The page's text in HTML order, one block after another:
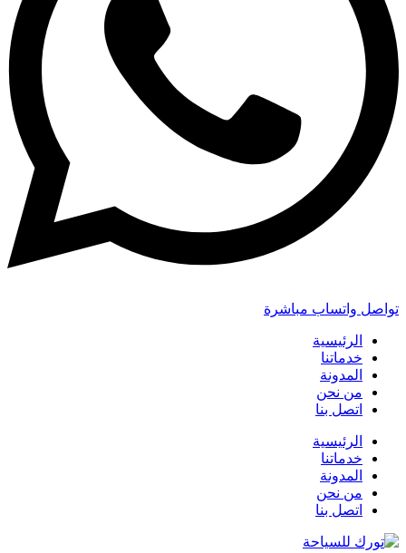
تواصل واتساب مباشرة
الرئيسية
خدماتنا
المدونة
من نحن
اتصل بنا
الرئيسية
خدماتنا
المدونة
من نحن
اتصل بنا